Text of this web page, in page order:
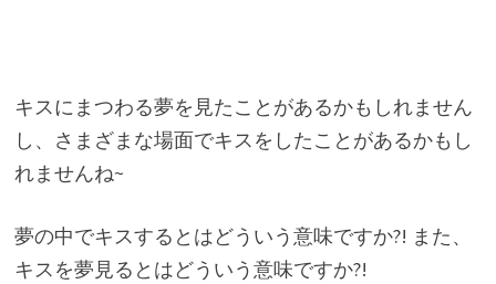
​キスにまつわる夢を見たことがあるかもしれません
し、さまざまな場面でキスをしたことがあるかもし
れませんね~
夢の中でキスするとはどういう意味ですか?! また、
キスを夢見るとはどういう意味ですか?!